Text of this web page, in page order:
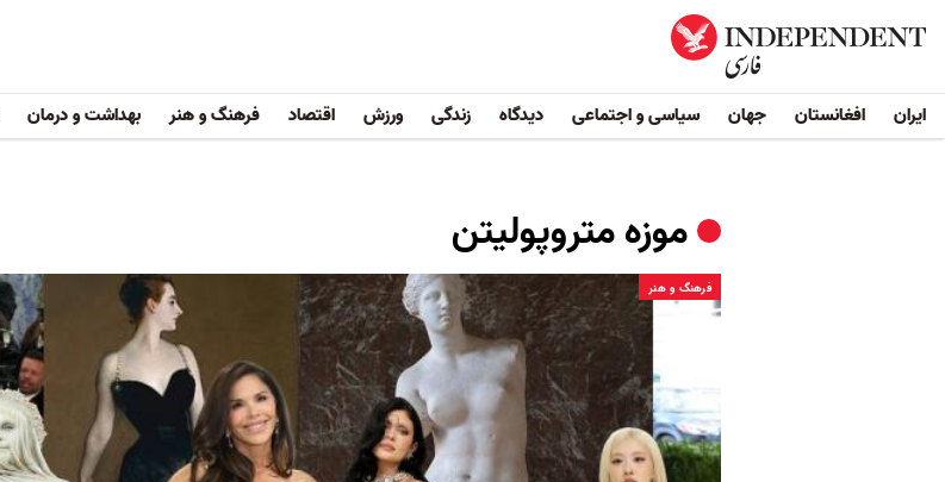
ایران افغانستان جهان سیاسی و اجتماعی دیدگاه زندگی ورزش اقتصاد فرهنگ و هنر بهداشت و درمان
موزه متروپولیتن
فرهنگ و هنر